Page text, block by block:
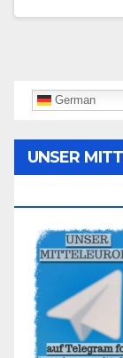
German
UNSER